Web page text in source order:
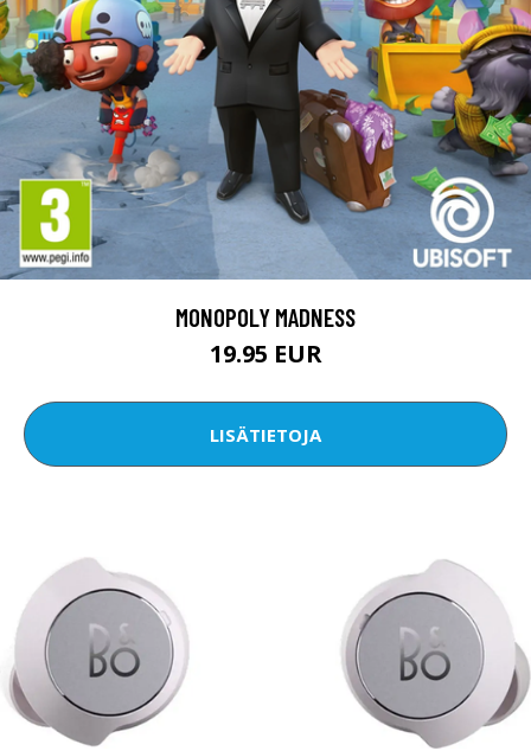
MONOPOLY MADNESS
19.95 EUR
LISÄTIETOJA